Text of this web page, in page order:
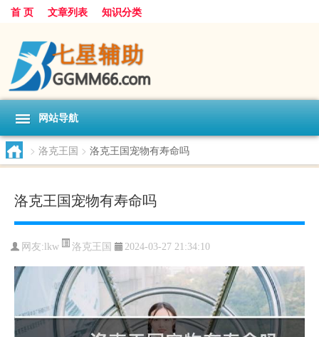
首 页 文章列表 知识分类
网站导航
> 洛克王国 > 洛克王国宠物有寿命吗
洛克王国宠物有寿命吗
网友: lkw 洛克王国 2024-03-27 21:34:10